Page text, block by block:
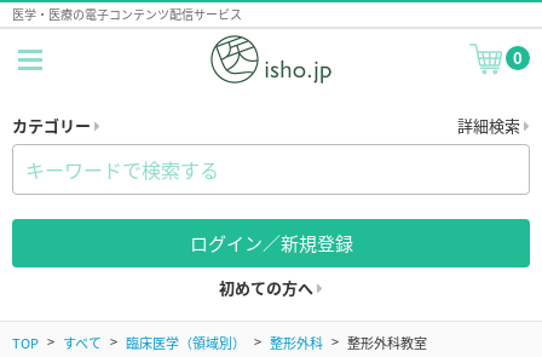
医学・医療の電子コンテンツ配信サービス
0
カテゴリー 詳細検索
ログイン／新規登録
初めての方へ
TOP すべて 臨床医学（領域別） 整形外科 整形外科教室